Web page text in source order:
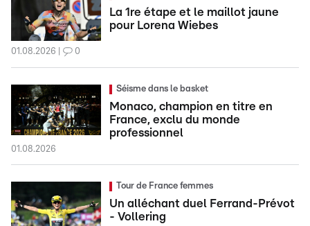
La 1re étape et le maillot jaune
pour Lorena Wiebes
01.08.2026 0
Séisme dans le basket
Monaco, champion en titre en
France, exclu du monde
professionnel
01.08.2026
Tour de France femmes
Un alléchant duel Ferrand-Prévot
- Vollering